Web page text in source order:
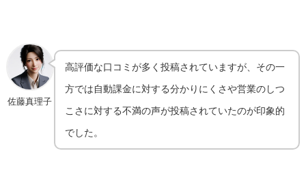
佐藤真理子
高評価な口コミが多く投稿されていますが、その一
方では自動課金に対する分かりにくさや営業のしつ
こさに対する不満の声が投稿されていたのが印象的
でした。